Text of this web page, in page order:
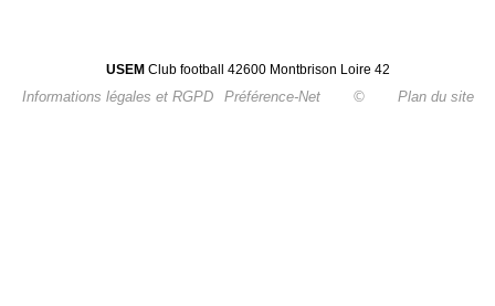
USEM Club football 42600 Montbrison Loire 42
Informations légales et RGPD Préférence-Net © Plan du site